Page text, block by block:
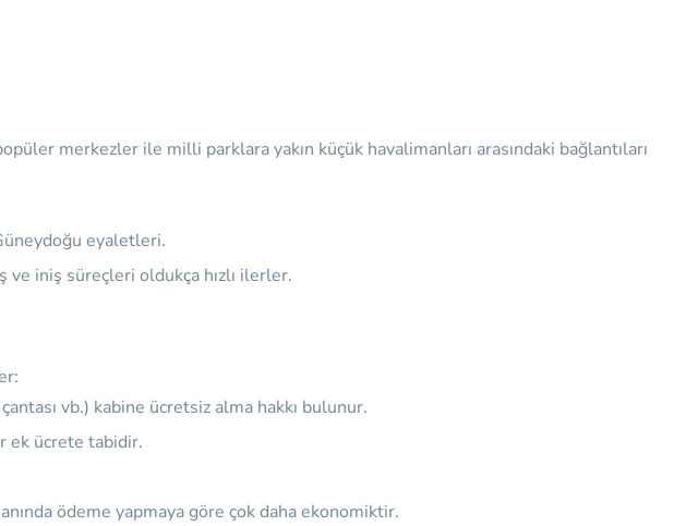
merkezler ile milli parklara yakın küçük havalimanları arasındaki bağlantıları
eyaletleri.
iniş süreçleri oldukça hızlı ilerler.
vb.) kabine ücretsiz alma hakkı bulunur.
ek ücrete tabidir.
ödeme yapmaya göre çok daha ekonomiktir.